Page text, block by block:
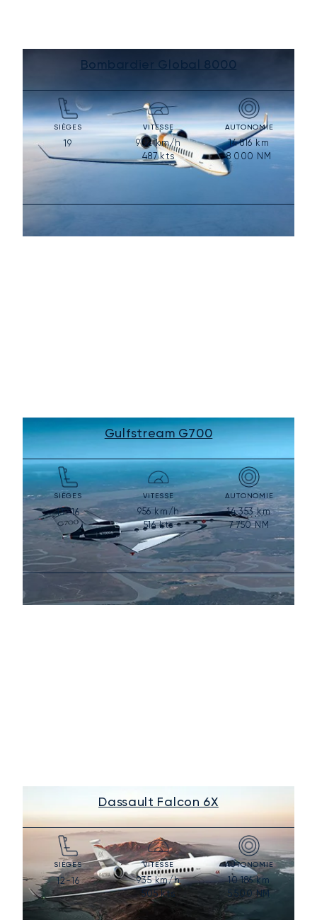
Bombardier Global 8000
SIÈGES
19
VITESSE
902km/h
487kts
AUTONOMIE
14 816km
8 000 NM
Gulfstream G700
SIÈGES
13-16
VITESSE
956 km/h
516kts
AUTONOMIE
14 353km
7 750NM
Dassault Falcon 6X
SIÈGES
12-16
VITESSE
935km/h
505kts
AUTONOMIE
10 186km
5 500NM